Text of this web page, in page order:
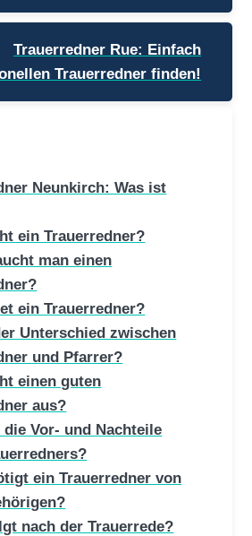
Trauerredner Rue: Einfach
Trauerredner finden!
Neunkirch: Was ist
ein Trauerredner?
man einen
ein Trauerredner?
Unterschied zwischen
und Pfarrer?
einen guten
aus?
die Vor- und Nachteile
ein Trauerredner von
nach der Trauerrede?